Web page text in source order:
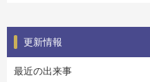
更新情報
最近の出来事